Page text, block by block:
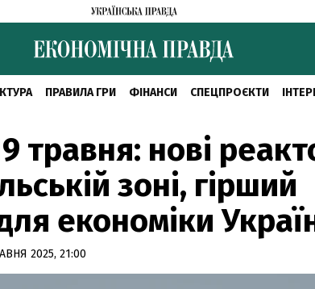
ПРАВИЛА ГРИ ФІНАНСИ СПЕЦПРОЄКТИ
травня: нові
зоні, гірший
економіки
2025, 21:00